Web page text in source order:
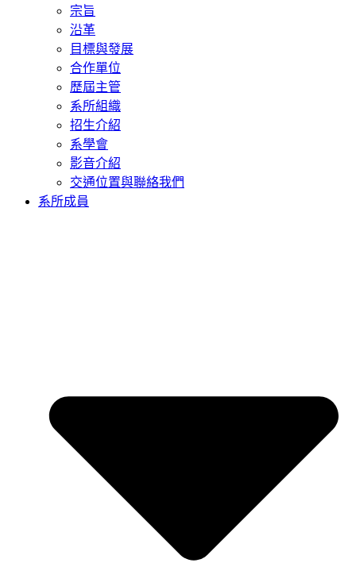
宗旨
沿革
目標與發展
合作單位
歷屆主管
系所組織
招生介紹
系學會
影音介紹
交通位置與聯絡我們
系所成員